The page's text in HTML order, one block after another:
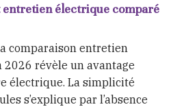
électrique comparé
comparaison entretien
révèle un avantage
électrique. La simplicité
s’explique par l’absence